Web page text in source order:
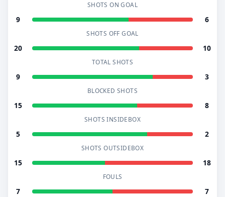
SHOTS ON GOAL
9 6
SHOTS OFF GOAL
20 10
TOTAL SHOTS
9 3
BLOCKED SHOTS
15 8
SHOTS INSIDEBOX
5 2
SHOTS OUTSIDEBOX
15 18
FOULS
7 7